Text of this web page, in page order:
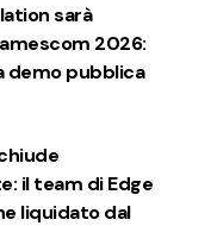
sarà
2026:
demo pubblica
il team di Edge
liquidato dal